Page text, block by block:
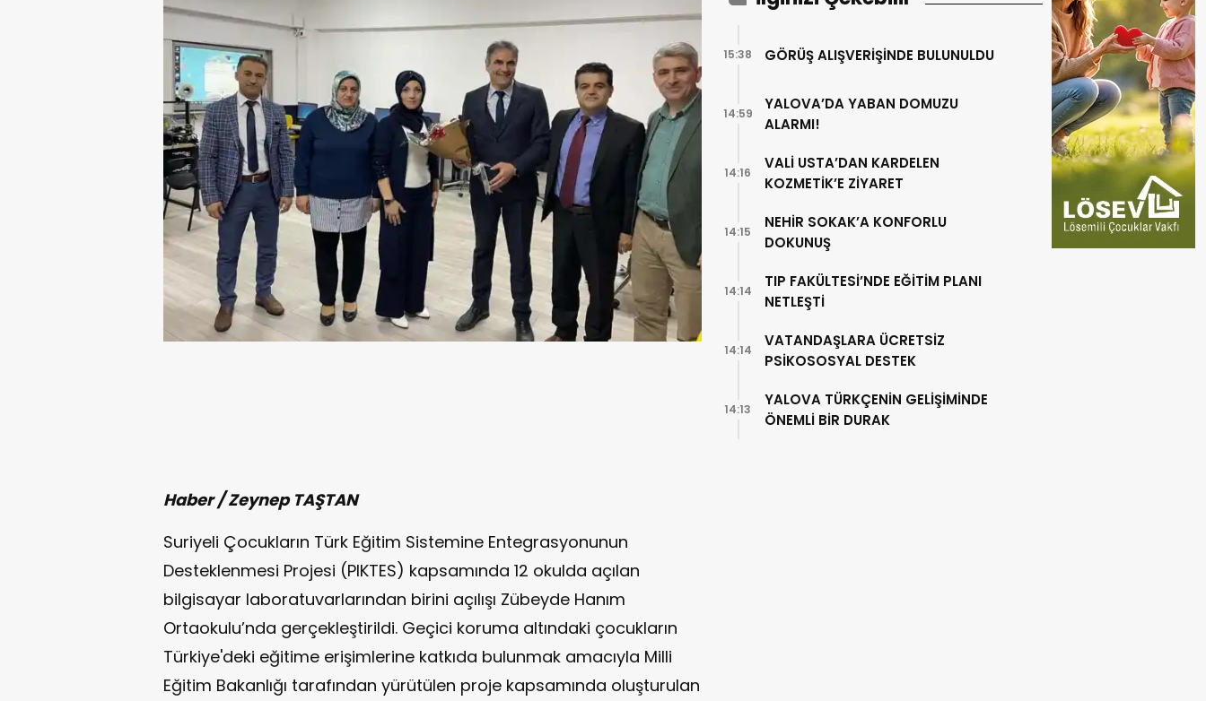
Haber / Zeynep TAŞTAN
Suriyeli Çocukların Türk Eğitim Sistemine Entegrasyonunun
Desteklenmesi Projesi (PIKTES) kapsamında 12 okulda açılan
bilgisayar laboratuvarlarından birini açılışı Zübeyde Hanım
Ortaokulu’nda gerçekleştirildi. Geçici koruma altındaki çocukların
Türkiye'deki eğitime erişimlerine katkıda bulunmak amacıyla Milli
Eğitim Bakanlığı tarafından yürütülen proje kapsamında oluşturulan
GÖRÜŞ ALIŞVERİŞİNDE BULUNULDU
15:38
YALOVA’DA YABAN DOMUZU
ALARMI!
14:59
VALİ USTA’DAN KARDELEN
KOZMETİK’E ZİYARET
14:16
NEHİR SOKAK’A KONFORLU
DOKUNUŞ
14:15
TIP FAKÜLTESİ’NDE EĞİTİM PLANI
NETLEŞTİ
14:14
VATANDAŞLARA ÜCRETSİZ
PSİKOSOSYAL DESTEK
14:14
YALOVA TÜRKÇENİN GELİŞİMİNDE
ÖNEMLİ BİR DURAK
14:13